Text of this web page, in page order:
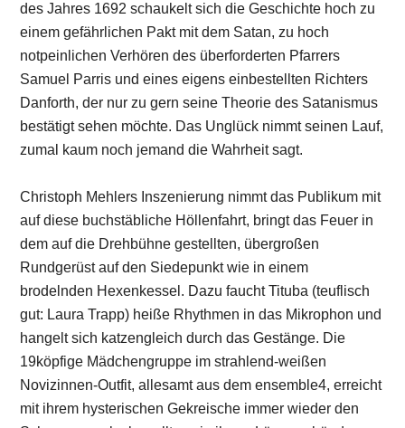
des Jahres 1692 schaukelt sich die Geschichte hoch zu
einem gefährlichen Pakt mit dem Satan, zu hoch
notpeinlichen Verhören des überforderten Pfarrers
Samuel Parris und eines eigens einbestellten Richters
Danforth, der nur zu gern seine Theorie des Satanismus
bestätigt sehen möchte. Das Unglück nimmt seinen Lauf,
zumal kaum noch jemand die Wahrheit sagt.
Christoph Mehlers Inszenierung nimmt das Publikum mit
auf diese buchstäbliche Höllenfahrt, bringt das Feuer in
dem auf die Drehbühne gestellten, übergroßen
Rundgerüst auf den Siedepunkt wie in einem
brodelnden Hexenkessel. Dazu faucht Tituba (teuflisch
gut: Laura Trapp) heiße Rhythmen in das Mikrophon und
hangelt sich katzengleich durch das Gestänge. Die
19köpfige Mädchengruppe im strahlend-weißen
Novizinnen-Outfit, allesamt aus dem ensemble4, erreicht
mit ihrem hysterischen Gekreische immer wieder den